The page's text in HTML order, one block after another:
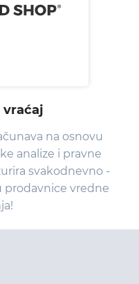
vraćaj
na osnovu
analize i pravne
svakodnevno -
prodavnice vredne